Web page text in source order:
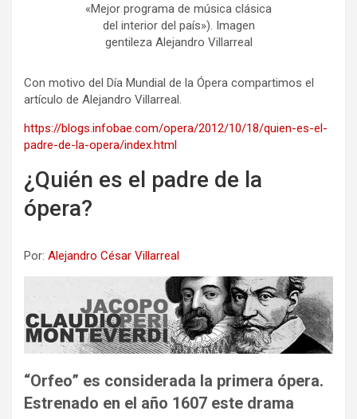
«Mejor programa de música clásica
del interior del país»). Imagen
gentileza Alejandro Villarreal
Con motivo del Día Mundial de la Ópera compartimos el
artículo de Alejandro Villarreal.
https://blogs.infobae.com/opera/2012/10/18/quien-es-el-
padre-de-la-opera/index.html
¿Quién es el padre de la
ópera?
Por: Alejandro César Villarreal
“Orfeo” es considerada la primera ópera.
Estrenado en el año 1607 este drama